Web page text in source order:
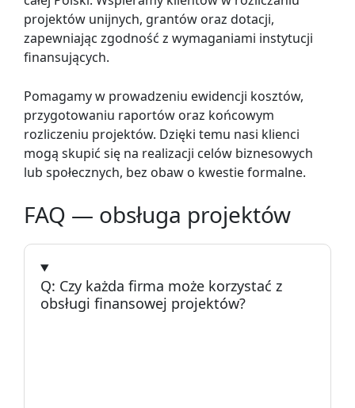
projektów unijnych, grantów oraz dotacji,
zapewniając zgodność z wymaganiami instytucji
finansujących.
Pomagamy w prowadzeniu ewidencji kosztów,
przygotowaniu raportów oraz końcowym
rozliczeniu projektów. Dzięki temu nasi klienci
mogą skupić się na realizacji celów biznesowych
lub społecznych, bez obaw o kwestie formalne.
FAQ — obsługa projektów
Czy każda firma może korzystać z
obsługi finansowej projektów?